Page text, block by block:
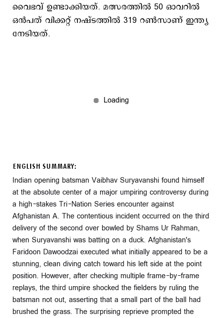
വൈഭവ് ഉണ്ടാക്കിയത്. മത്സരത്തില്‍ 50 ഓവറില്‍
ഒന്‍പത് വിക്കറ്റ് നഷ്ടത്തില്‍ 319 റണ്‍സാണ് ഇന്ത്യ
നേടിയത്.
ENGLISH SUMMARY:
Indian opening batsman Vaibhav Suryavanshi found himself
at the absolute center of a major umpiring controversy during
a high-stakes Tri-Nation Series encounter against
Afghanistan A. The contentious incident occurred on the third
delivery of the second over bowled by Shams Ur Rahman,
when Suryavanshi was batting on a duck. Afghanistan's
Faridoon Dawoodzai executed what initially appeared to be a
stunning, clean diving catch toward his left side at the point
position. However, after checking multiple frame-by-frame
replays, the third umpire shocked the fielders by ruling the
batsman not out, asserting that a small part of the ball had
brushed the grass. The surprising reprieve prompted the